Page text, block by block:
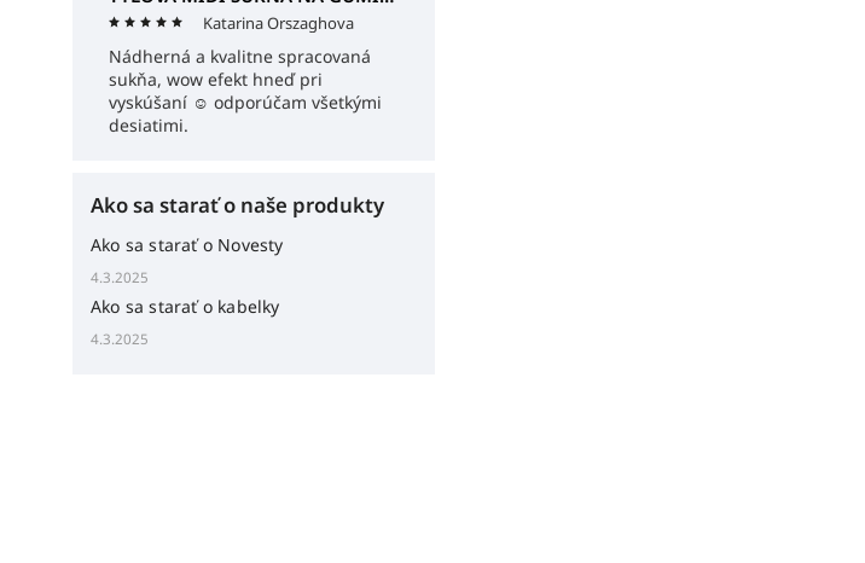
Katarina Orszaghova
Nádherná a kvalitne spracovaná
sukňa, wow efekt hneď pri
vyskúšaní ☺️ odporúčam všetkými
desiatimi.
Ako sa starať o naše produkty
Ako sa starať o Novesty
4.3.2025
Ako sa starať o kabelky
4.3.2025